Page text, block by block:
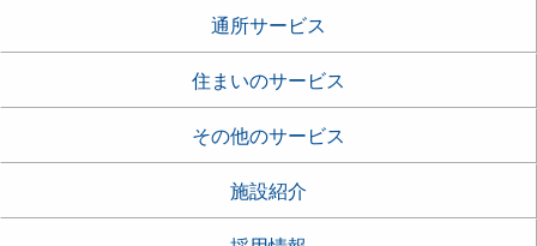
通所サービス
住まいのサービス
その他のサービス
施設紹介